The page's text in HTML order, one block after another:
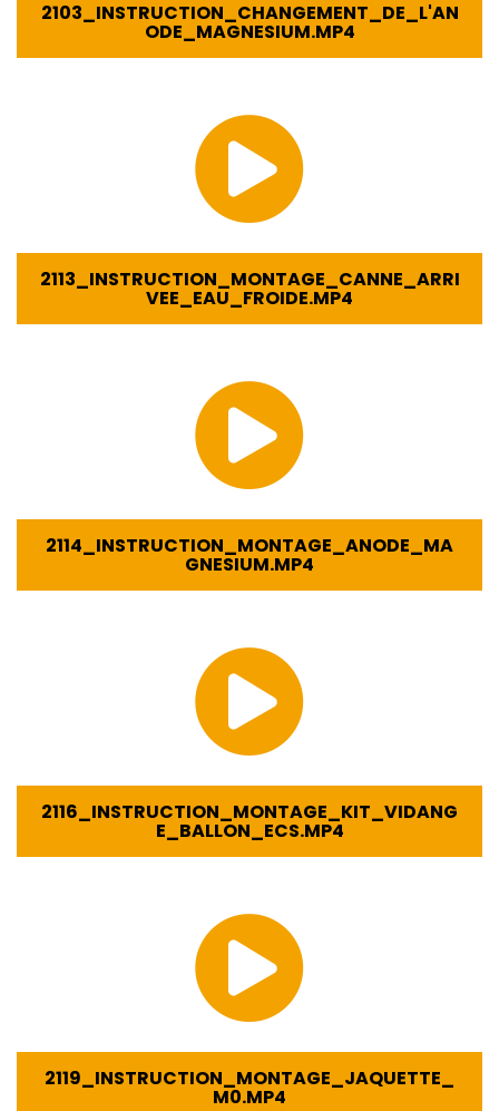
2103_INSTRUCTION_CHANGEMENT_DE_L'AN
ODE_MAGNESIUM.MP4
2113_INSTRUCTION_MONTAGE_CANNE_ARRI
VEE_EAU_FROIDE.MP4
2114_INSTRUCTION_MONTAGE_ANODE_MA
GNESIUM.MP4
2116_INSTRUCTION_MONTAGE_KIT_VIDANG
E_BALLON_ECS.MP4
2119_INSTRUCTION_MONTAGE_JAQUETTE_
M0.MP4